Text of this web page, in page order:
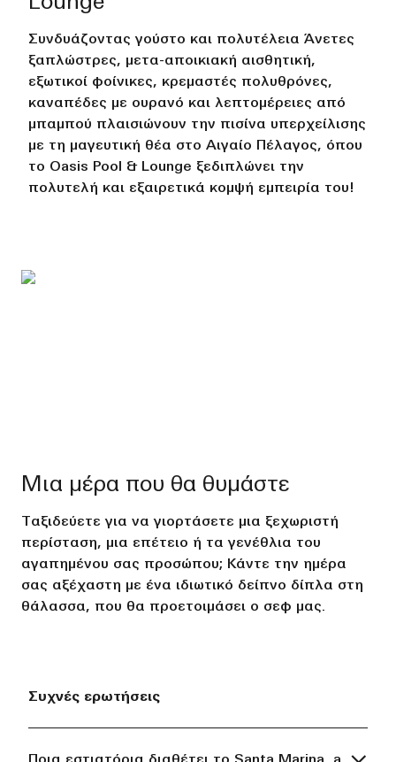
Συνδυάζοντας γούστο και πολυτέλεια Άνετες
ξαπλώστρες, μετα-αποικιακή αισθητική,
εξωτικοί φοίνικες, κρεμαστές πολυθρόνες,
καναπέδες με ουρανό και λεπτομέρειες από
μπαμπού πλαισιώνουν την πισίνα υπερχείλισης
με τη μαγευτική θέα στο Αιγαίο Πέλαγος, όπου
το Oasis Pool & Lounge ξεδιπλώνει την
πολυτελή και εξαιρετικά κομψή εμπειρία του!
Μια μέρα που θα θυμάστε
Ταξιδεύετε για να γιορτάσετε μια ξεχωριστή
περίσταση, μια επέτειο ή τα γενέθλια του
αγαπημένου σας προσώπου; Κάντε την ημέρα
σας αξέχαστη με ένα ιδιωτικό δείπνο δίπλα στη
θάλασσα, που θα προετοιμάσει ο σεφ μας.
Συχνές ερωτήσεις